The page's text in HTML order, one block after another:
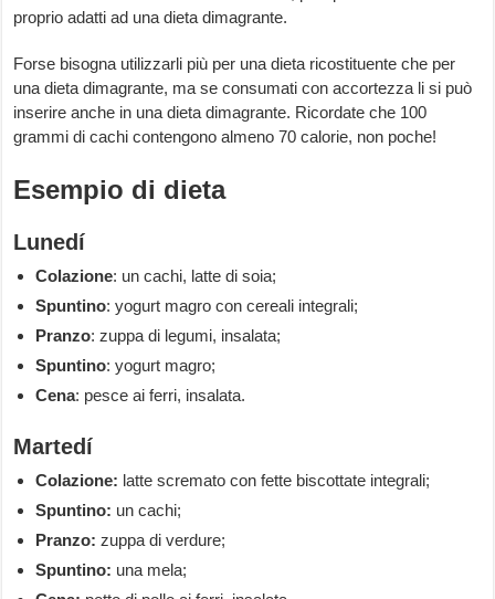
proprio adatti ad una dieta dimagrante.
Forse bisogna utilizzarli più per una dieta ricostituente che per
una dieta dimagrante, ma se consumati con accortezza li si può
inserire anche in una dieta dimagrante. Ricordate che 100
grammi di cachi contengono almeno 70 calorie, non poche!
Esempio di dieta
Lunedí
Colazione: un cachi, latte di soia;
Spuntino: yogurt magro con cereali integrali;
Pranzo: zuppa di legumi, insalata;
Spuntino: yogurt magro;
Cena: pesce ai ferri, insalata.
Martedí
Colazione: latte scremato con fette biscottate integrali;
Spuntino: un cachi;
Pranzo: zuppa di verdure;
Spuntino: una mela;